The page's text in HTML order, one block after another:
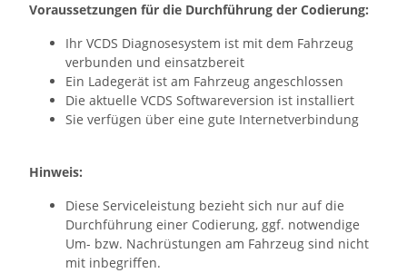
Voraussetzungen für die Durchführung der Codierung:
Ihr VCDS Diagnosesystem ist mit dem Fahrzeug
verbunden und einsatzbereit
Ein Ladegerät ist am Fahrzeug angeschlossen
Die aktuelle VCDS Softwareversion ist installiert
Sie verfügen über eine gute Internetverbindung
Hinweis:
Diese Serviceleistung bezieht sich nur auf die
Durchführung einer Codierung, ggf. notwendige
Um- bzw. Nachrüstungen am Fahrzeug sind nicht
mit inbegriffen.